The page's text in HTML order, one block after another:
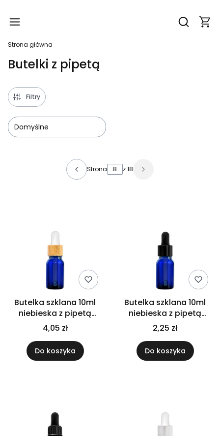
Otwórz
Strona główna
Butelki z pipetą
Filtry
Domyślne
Lista produktów
Strona z 18
Butelka szklana 10ml
niebieska z pipetą
bambusową
4,05 zł
Do koszyka
Butelka szklana 10ml
niebieska z pipetą
czarną połysk
2,25 zł
Do koszyka